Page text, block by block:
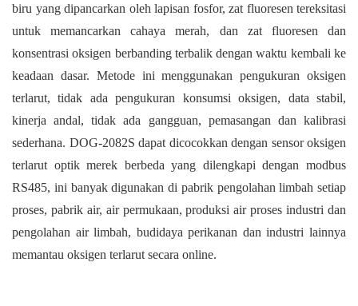
biru yang dipancarkan oleh lapisan fosfor, zat fluoresen tereksitasi
untuk memancarkan cahaya merah, dan zat fluoresen dan
konsentrasi oksigen berbanding terbalik dengan waktu kembali ke
keadaan dasar. Metode ini menggunakan pengukuran oksigen
terlarut, tidak ada pengukuran konsumsi oksigen, data stabil,
kinerja andal, tidak ada gangguan, pemasangan dan kalibrasi
sederhana. DOG-2082S dapat dicocokkan dengan sensor oksigen
terlarut optik merek berbeda yang dilengkapi dengan modbus
RS485, ini banyak digunakan di pabrik pengolahan limbah setiap
proses, pabrik air, air permukaan, produksi air proses industri dan
pengolahan air limbah, budidaya perikanan dan industri lainnya
memantau oksigen terlarut secara online.